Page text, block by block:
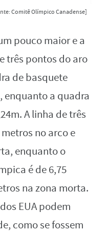
Comitê Olímpico Canadense]
pouco maior e a
três pontos do aro
de basquete
enquanto a quadra
A linha de três
no arco e
enquanto o
é de 6,75
na zona morta.
EUA podem
como se fossem